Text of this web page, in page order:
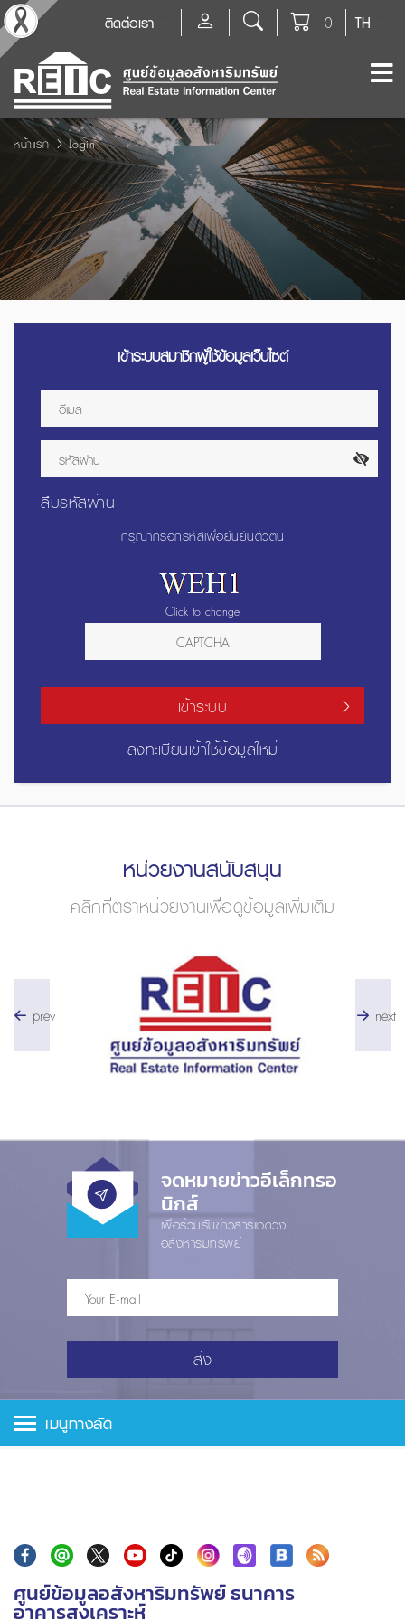
TH
0
ติดต่อเรา
หน้าแรก Login
เข้าระบบสมาชิกผู้ใช้ข้อมูลเว็บไซต์
ลืมรหัสผ่าน
กรุณากรอกรหัสเพื่อยืนยันตัวตน
Click to change
เข้าระบบ
ลงทะเบียนเข้าใช้ข้อมูลใหม่
หน่วยงานสนับสนุน
คลิกที่ตราหน่วยงานเพื่อดูข้อมูลเพิ่มเติม
prev next
จดหมายข่าวอีเล็กทรอ
นิกส์
เพื่อร่วมรับข่าวสารแวดวง
อสังหาริมทรัพย์
ส่ง
เมนูทางลัด
ศูนย์ข้อมูลอสังหาริมทรัพย์ ธนาคาร
อาคารสงเคราะห์